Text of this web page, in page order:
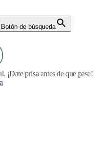
Botón de búsqueda
¡Date prisa antes de que pase!